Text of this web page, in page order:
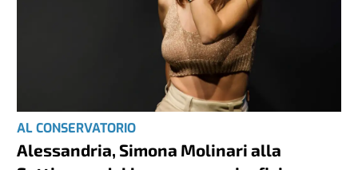
AL CONSERVATORIO
Alessandria, Simona Molinari alla